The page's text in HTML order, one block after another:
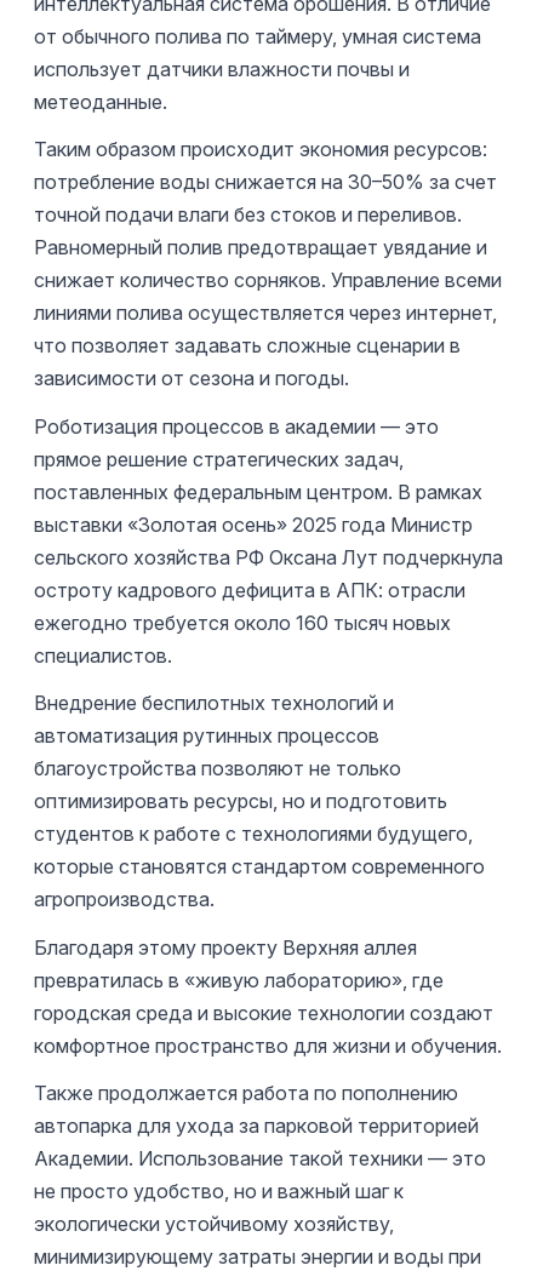
от обычного полива по таймеру, умная система
использует датчики влажности почвы и
метеоданные.
Таким образом происходит экономия ресурсов:
потребление воды снижается на 30–50% за счет
точной подачи влаги без стоков и переливов.
Равномерный полив предотвращает увядание и
снижает количество сорняков. Управление всеми
линиями полива осуществляется через интернет,
что позволяет задавать сложные сценарии в
зависимости от сезона и погоды.
Роботизация процессов в академии — это
прямое решение стратегических задач,
поставленных федеральным центром. В рамках
выставки «Золотая осень» 2025 года Министр
сельского хозяйства РФ Оксана Лут подчеркнула
остроту кадрового дефицита в АПК: отрасли
ежегодно требуется около 160 тысяч новых
специалистов.
Внедрение беспилотных технологий и
автоматизация рутинных процессов
благоустройства позволяют не только
оптимизировать ресурсы, но и подготовить
студентов к работе с технологиями будущего,
которые становятся стандартом современного
агропроизводства.
Благодаря этому проекту Верхняя аллея
превратилась в «живую лабораторию», где
городская среда и высокие технологии создают
комфортное пространство для жизни и обучения.
Также продолжается работа по пополнению
автопарка для ухода за парковой территорией
Академии. Использование такой техники — это
не просто удобство, но и важный шаг к
экологически устойчивому хозяйству,
минимизирующему затраты энергии и воды при